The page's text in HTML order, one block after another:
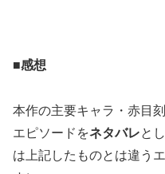
■感想
本作の主要キャラ・赤目
エピソードをネタバレと
は上記したものとは違う